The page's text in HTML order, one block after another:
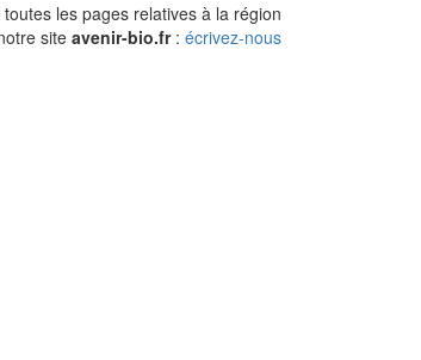
les pages relatives à la région
site avenir-bio.fr: écrivez-nous